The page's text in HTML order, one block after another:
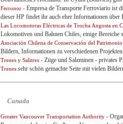
Ferronor - Empresa de Transporte Ferroviario ist
dieser HP findet ihr auch eher Informationen über
Las Locomotoras Eléctricas de Trocha Angosta en
Lokomotiven und Bahnen Chiles, einige Bereiche
Asociación Chilena de Conservación del
Bildern, Informationen zu verschiedenen
Trenes y Salitres - Züge und Salzminen - privates
Trenes sehr schön gemachte Seite mit vielen
Canada
Greater Vancouver Transportation Authority -